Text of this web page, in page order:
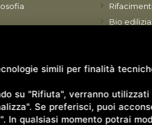
commerciali
Bio edilizia
simili per finalità
su "Rifiuta", verranno
Se preferisci, puoi
qualsiasi momento potrai